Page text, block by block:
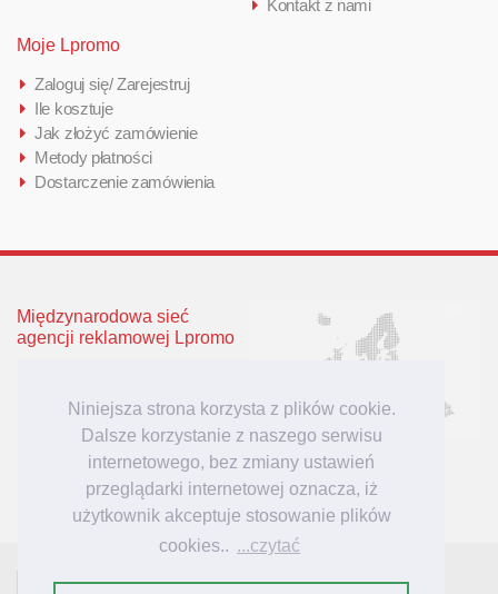
Niniejsza strona korzysta z plików cookie.
Dalsze korzystanie z naszego serwisu
internetowego, bez zmiany ustawień
przeglądarki internetowej oznacza, iż
użytkownik akceptuje stosowanie plików
cookies.. ...czytać
Kontakt z nami
Moje Lpromo
Zaloguj się/ Zarejestruj
Ile kosztuje
Jak złożyć zamówienie
Metody płatności
Dostarczenie zamówienia
Międzynarodowa sieć
agencji reklamowej Lpromo
Wielka Brytania
Niemcy